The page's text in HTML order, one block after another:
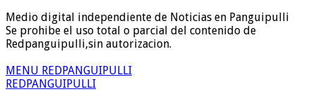
Medio digital independiente de Noticias en Panguipulli
Se prohibe el uso total o parcial del contenido de
Redpanguipulli,sin autorizacion.
MENU REDPANGUIPULLI
REDPANGUIPULLI